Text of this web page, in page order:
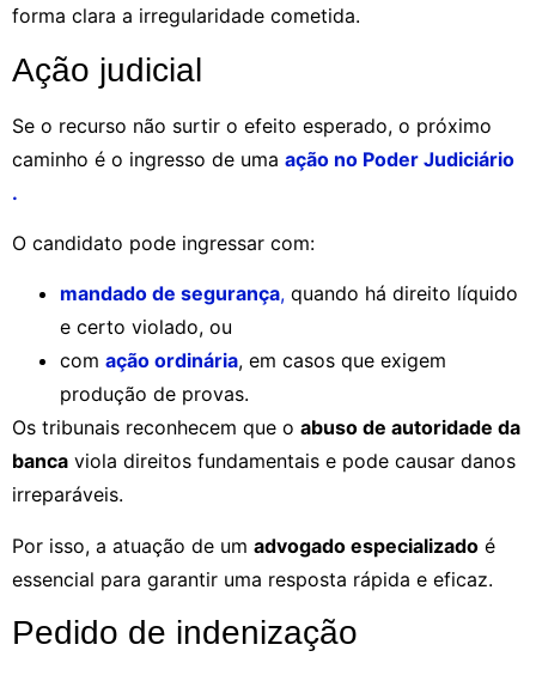
forma clara a irregularidade cometida.
Ação judicial
Se o recurso não surtir o efeito esperado, o próximo
caminho é o ingresso de uma ação no Poder Judiciário
.
O candidato pode ingressar com:
mandado de segurança, quando há direito líquido
e certo violado, ou
com ação ordinária, em casos que exigem
produção de provas.
Os tribunais reconhecem que o abuso de autoridade da
banca viola direitos fundamentais e pode causar danos
irreparáveis.
Por isso, a atuação de um advogado especializado é
essencial para garantir uma resposta rápida e eficaz.
Pedido de indenização